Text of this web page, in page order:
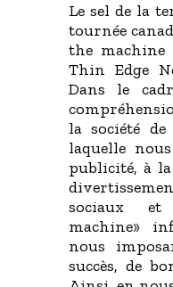
Le sel de la
tournée
the machine
Thin Edge
Dans le
la société
laquelle
publicité, à
sociaux et
machine»
nous
succès, de